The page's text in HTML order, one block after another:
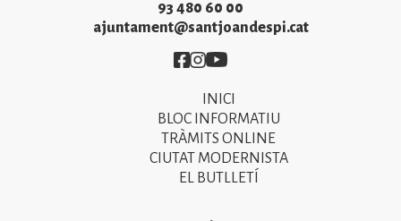
93 480 60 00
ajuntament@santjoandespi.cat
Imatge
Imatge
Imatge
INICI
BLOC INFORMATIU
TRÀMITS ONLINE
CIUTAT MODERNISTA
EL BUTLLETÍ